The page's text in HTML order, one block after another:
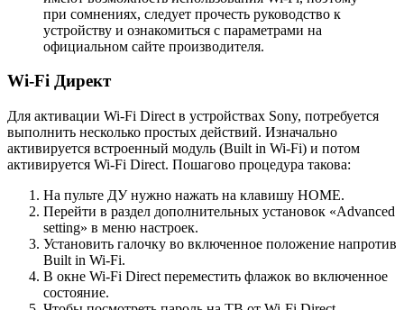
при сомнениях, следует прочесть руководство к
устройству и ознакомиться с параметрами на
официальном сайте производителя.
Wi-Fi Директ
Для активации Wi-Fi Direct в устройствах Sony, потребуется
выполнить несколько простых действий. Изначально
активируется встроенный модуль (Built in Wi-Fi) и потом
активируется Wi-Fi Direct. Пошагово процедура такова:
На пульте ДУ нужно нажать на клавишу HOME.
Перейти в раздел дополнительных установок «Advanced
setting» в меню настроек.
Установить галочку во включенное положение напротив
Built in Wi-Fi.
В окне Wi-Fi Direct переместить флажок во включенное
состояние.